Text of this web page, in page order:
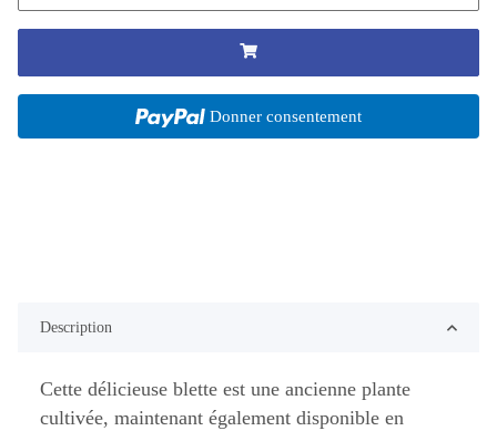
Donner consentement
Description
Cette délicieuse blette est une ancienne plante
cultivée, maintenant également disponible en